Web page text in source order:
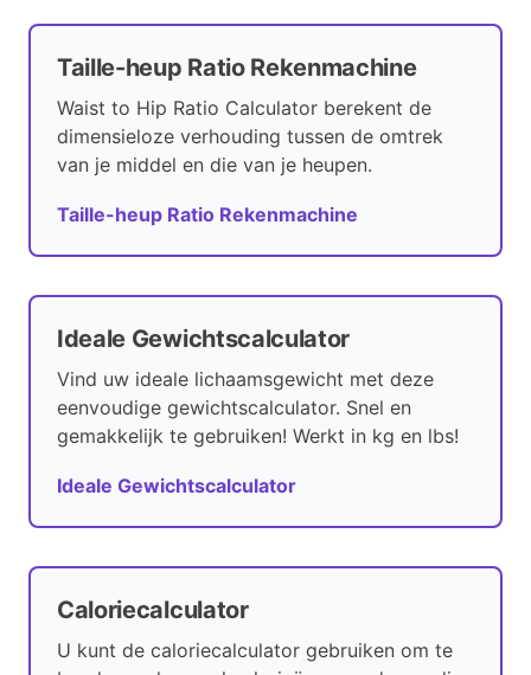
Taille-heup Ratio Rekenmachine
Waist to Hip Ratio Calculator berekent de
dimensieloze verhouding tussen de omtrek
van je middel en die van je heupen.
Taille-heup Ratio Rekenmachine
Ideale Gewichtscalculator
Vind uw ideale lichaamsgewicht met deze
eenvoudige gewichtscalculator. Snel en
gemakkelijk te gebruiken! Werkt in kg en lbs!
Ideale Gewichtscalculator
Caloriecalculator
U kunt de caloriecalculator gebruiken om te